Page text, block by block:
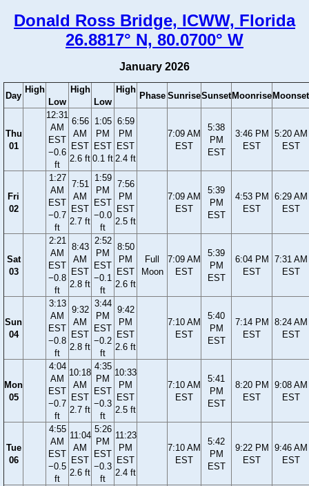
Donald Ross Bridge, ICWW, Florida
26.8817° N, 80.0700° W
January 2026
Day
High
Low
High
Low
High
Phase SunriseSunset Moonrise Moonset
Thu
01
12:31
AM
EST
−0.6
ft
6:56
AM
EST
2.6 ft
1:05
PM
EST
0.1 ft
6:59
PM
EST
2.4 ft
7:09 AM
EST
5:38
PM
EST
3:46 PM
EST
5:20 AM
EST
Fri
02
1:27
AM
EST
−0.7
ft
7:51
AM
EST
2.7 ft
1:59
PM
EST
−0.0
ft
7:56
PM
EST
2.5 ft
7:09 AM
EST
5:39
PM
EST
4:53 PM
EST
6:29 AM
EST
Sat
03
2:21
AM
EST
−0.8
ft
8:43
AM
EST
2.8 ft
2:52
PM
EST
−0.1
ft
8:50
PM
EST
2.6 ft
Full
Moon
7:09 AM
EST
5:39
PM
EST
6:04 PM
EST
7:31 AM
EST
Sun
04
3:13
AM
EST
−0.8
ft
9:32
AM
EST
2.8 ft
3:44
PM
EST
−0.2
ft
9:42
PM
EST
2.6 ft
7:10 AM
EST
5:40
PM
EST
7:14 PM
EST
8:24 AM
EST
Mon
05
4:04
AM
EST
−0.7
ft
10:18
AM
EST
2.7 ft
4:35
PM
EST
−0.3
ft
10:33
PM
EST
2.5 ft
7:10 AM
EST
5:41
PM
EST
8:20 PM
EST
9:08 AM
EST
Tue
06
4:55
AM
EST
−0.5
ft
11:04
AM
EST
2.6 ft
5:26
PM
EST
−0.3
ft
11:23
PM
EST
2.4 ft
7:10 AM
EST
5:42
PM
EST
9:22 PM
EST
9:46 AM
EST